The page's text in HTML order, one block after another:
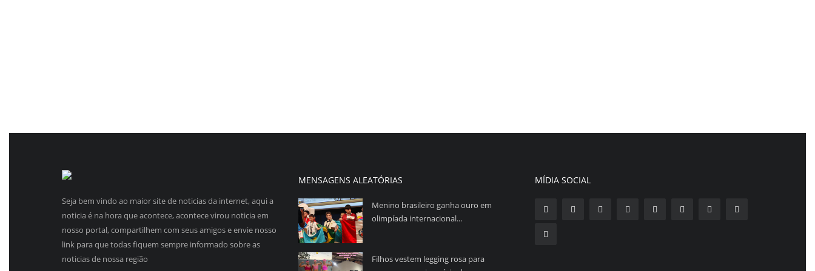
Seja bem vindo ao maior site de noticias da internet, aqui a
noticia é na hora que acontece, acontece virou noticia em
nosso portal, compartilhem com seus amigos e envie nosso
link para que todas fiquem sempre informado sobre as
noticias de nossa região
MENSAGENS ALEATÓRIAS
Menino brasileiro ganha ouro em
olimpíada internacional...
Filhos vestem legging rosa para
MÍDIA SOCIAL